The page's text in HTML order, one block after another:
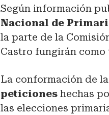
Según información
Nacional de
la parte de la
Castro fungirán como
La conformación de la
peticiones hechas
las elecciones